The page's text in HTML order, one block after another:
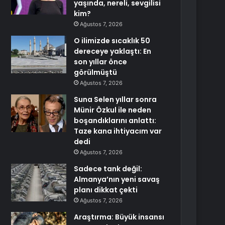
yaşında, nereli, sevgilisi
kim?
Ağustos 7, 2026
O ilimizde sıcaklık 50
dereceye yaklaştı: En
son yıllar önce
görülmüştü
Ağustos 7, 2026
Suna Selen yıllar sonra
Münir Özkul ile neden
boşandıklarını anlattı:
Taze kana ihtiyacım var
dedi
Ağustos 7, 2026
Sadece tank değil:
Almanya’nın yeni savaş
planı dikkat çekti
Ağustos 7, 2026
Araştırma: Büyük insansı